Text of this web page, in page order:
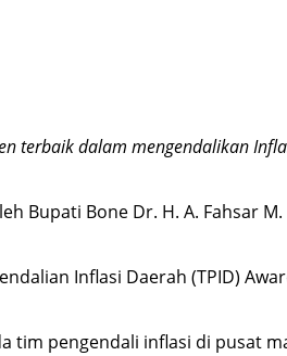
terbaik dalam mengendalikan
Bupati Bone Dr. H. A. Fahsar
Inflasi Daerah (TPID)
tim pengendali inflasi di pusat